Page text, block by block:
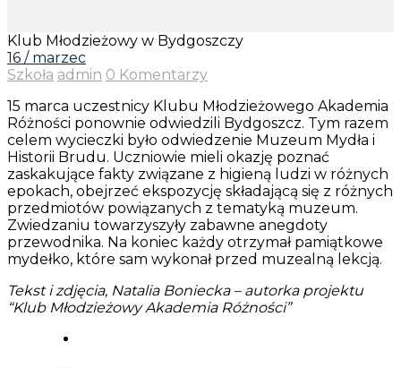
Klub Młodzieżowy w Bydgoszczy
16 / marzec
Szkoła admin 0 Komentarzy
15 marca uczestnicy Klubu Młodzieżowego Akademia
Różności ponownie odwiedzili Bydgoszcz. Tym razem
celem wycieczki było odwiedzenie Muzeum Mydła i
Historii Brudu. Uczniowie mieli okazję poznać
zaskakujące fakty związane z higieną ludzi w różnych
epokach, obejrzeć ekspozycję składającą się z różnych
przedmiotów powiązanych z tematyką muzeum.
Zwiedzaniu towarzyszyły zabawne anegdoty
przewodnika. Na koniec każdy otrzymał pamiątkowe
mydełko, które sam wykonał przed muzealną lekcją.
Tekst i zdjęcia, Natalia Boniecka – autorka projektu
“Klub Młodzieżowy Akademia Różności”